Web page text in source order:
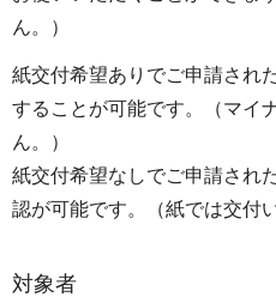
ん。）
紙交付希望ありでご申請され
することが可能です。（マイ
ん。）
紙交付希望なしでご申請され
認が可能です。（紙では交付
対象者